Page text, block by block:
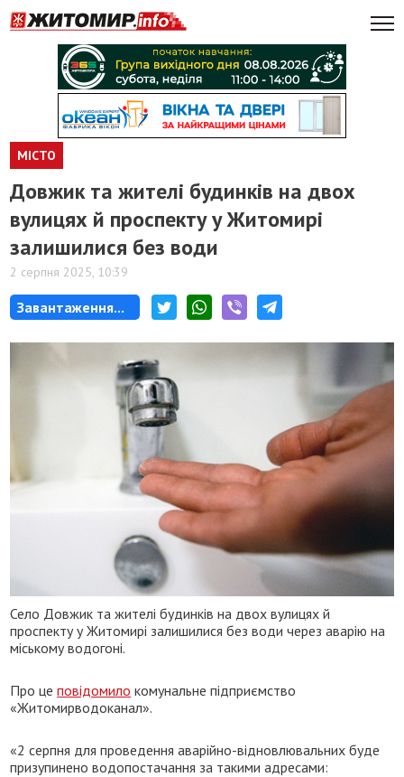
МІСТО
Довжик та жителі будинків на двох
вулицях й проспекту у Житомирі
залишилися без води
2 серпня 2025, 10:39
Завантаження...
Село Довжик та жителі будинків на двох вулицях й
проспекту у Житомирі залишилися без води через аварію на
міському водогоні.
Про цеповідомило комунальне підприємство
«Житомирводоканал».
«2 серпня для проведення аварійно-відновлювальних буде
призупинено водопостачання за такими адресами: